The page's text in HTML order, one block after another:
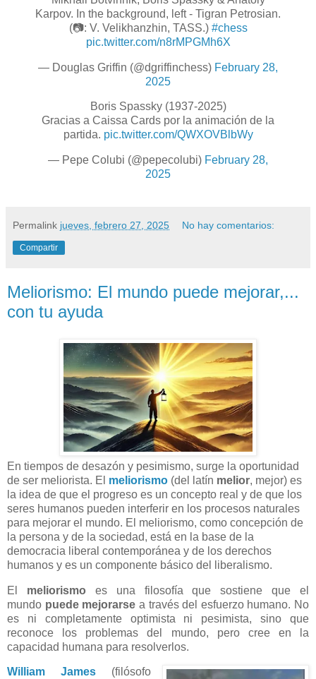
Karpov. In the background, left - Tigran Petrosian.
(📷: V. Velikhanzhin, TASS.) #chess
pic.twitter.com/n8rMPGMh6X
— Douglas Griffin (@dgriffinchess) February 28,
2025
Boris Spassky (1937-2025)
Gracias a Caissa Cards por la animación de la
partida. pic.twitter.com/QWXOVBlbWy
— Pepe Colubi (@pepecolubi) February 28,
2025
Permalink jueves, febrero 27, 2025 No hay comentarios:
Compartir
Meliorismo: El mundo puede mejorar,...
con tu ayuda
En tiempos de desazón y pesimismo, surge la oportunidad
de ser meliorista. El meliorismo (del latín melior, mejor) es
la idea de que el progreso es un concepto real y de que los
seres humanos pueden interferir en los procesos naturales
para mejorar el mundo. El meliorismo, como concepción de
la persona y de la sociedad, está en la base de la
democracia liberal contemporánea y de los derechos
humanos y es un componente básico del liberalismo.
El meliorismo es una filosofía que sostiene que el
mundo puede mejorarse a través del esfuerzo humano. No
es ni completamente optimista ni pesimista, sino que
reconoce los problemas del mundo, pero cree en la
capacidad humana para resolverlos.
William James (filósofo